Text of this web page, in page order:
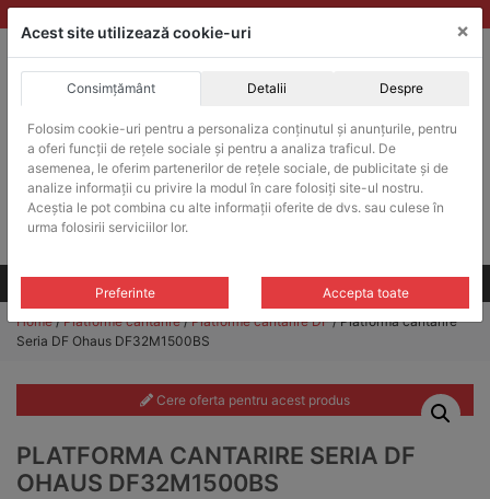
Skip
to
ACHIZITII PUBLICE
Produsele pot fi achizitionate si in sistemul SEAP / SICAP
Products
search
CAUTARE
Toate produsele
Home/Platforme cantarire/Platforme cantarire DF/ Platforma cantarire
Seria DF Ohaus DF32M1500BS
Cere oferta pentru acest produs
PLATFORMA CANTARIRE SERIA DF
OHAUS DF32M1500BS
Acest site utilizează cookie-uri ×
Consimțământ Detalii Despre
Folosim cookie-uri pentru a personaliza conținutul și anunțurile, pentru
a oferi funcții de rețele sociale și pentru a analiza traficul. De
asemenea, le oferim partenerilor de rețele sociale, de publicitate și de
analize informații cu privire la modul în care folosiți site-ul nostru.
Aceștia le pot combina cu alte informații oferite de dvs. sau culese în
urma folosirii serviciilor lor.
Preferinte Accepta toate